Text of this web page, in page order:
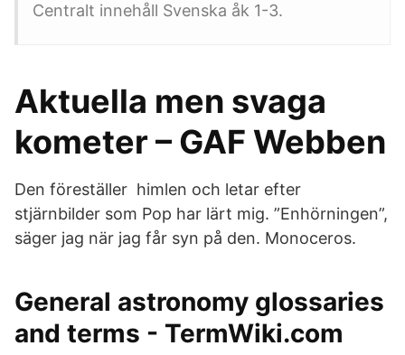
Centralt innehåll Svenska åk 1-3.
Aktuella men svaga
kometer – GAF Webben
Den föreställer himlen och letar efter
stjärnbilder som Pop har lärt mig. ”Enhörningen”,
säger jag när jag får syn på den. Monoceros.
General astronomy glossaries
and terms - TermWiki.com